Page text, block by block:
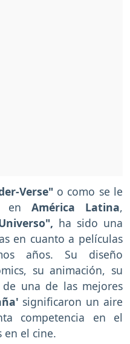
Verse" o como se le
enAmérica Latina,
ha sido una
en cuanto a películas
años. Su diseño
su animación, su
una de las mejores
significaron un aire
competencia en el
en el cine.